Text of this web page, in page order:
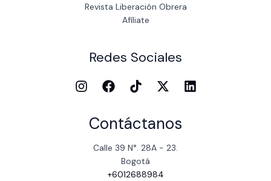
Revista Liberación Obrera
Afíliate
Redes Sociales
Contáctanos
Calle 39 N°. 28A - 23.
Bogotá
+6012688984